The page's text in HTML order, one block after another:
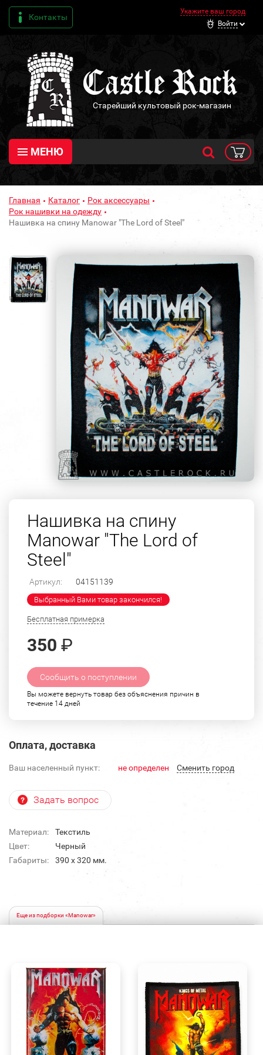
Контакты
Укажите ваш город
Войти
Старейший культовый рок-магазин
МЕНЮ
Главная Каталог
Рок аксессуары
Рок нашивки на одежду
Нашивка на спину Manowar "The Lord of Steel"
Нашивка на спину
Manowar "The Lord of
Steel"
Артикул: 04151139
Выбранный Вами товар закончился!
Бесплатная примерка
350 ₽
Сообщить о поступлении
Вы можете вернуть товар без объяснения причин в
течение 14 дней
Оплата, доставка
Ваш населенный пункт: не определен Cменить город
Задать вопрос
Материал:
Текстиль
Цвет:
Черный
Габариты:
390 x 320 мм.
Еще из подборки «Manowar»